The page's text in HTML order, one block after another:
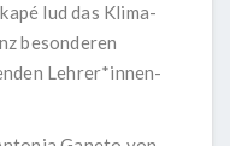
lud das Klima-
besonderen
Lehrer*innen-